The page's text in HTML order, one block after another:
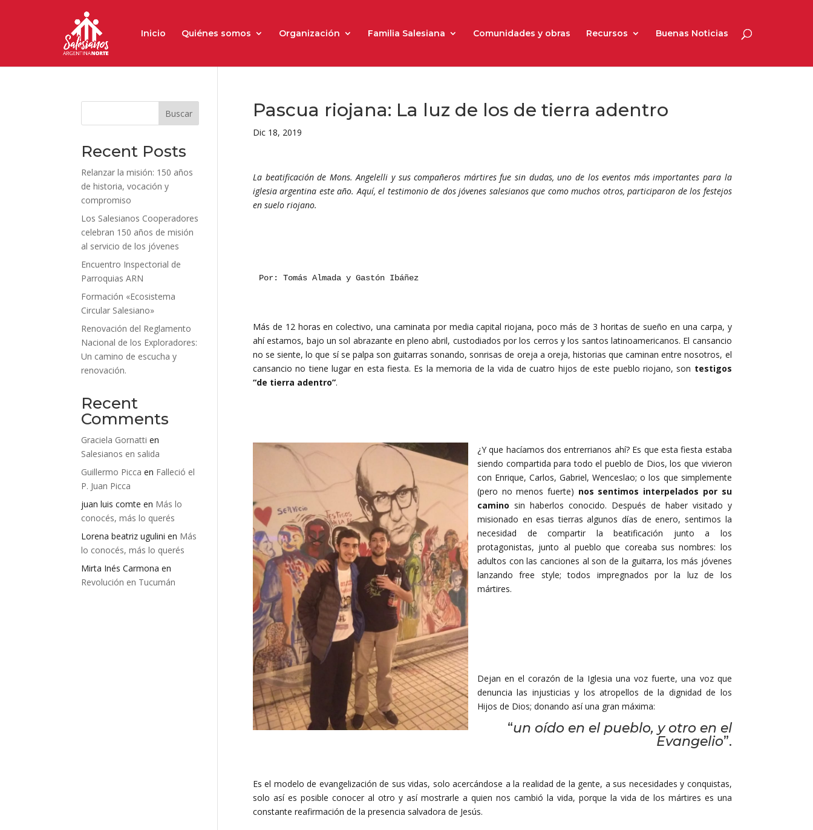
Inicio Quiénes somos Organización Familia Salesiana Comunidades y obras Recursos Buenas Noticias
Pascua riojana: La luz de los de tierra adentro
Dic 18, 2019
La beatificación de Mons. Angelelli y sus compañeros mártires fue sin dudas, uno de los eventos más importantes para la
iglesia argentina este año. Aquí, el testimonio de dos jóvenes salesianos que como muchos otros, participaron de los festejos
en suelo riojano.
Por: Tomás Almada y Gastón Ibáñez
Más de 12 horas en colectivo, una caminata por media capital riojana, poco más de 3 horitas de sueño en una carpa, y
ahí estamos, bajo un sol abrazante en pleno abril, custodiados por los cerros y los santos latinoamericanos. El cansancio
no se siente, lo que sí se palpa son guitarras sonando, sonrisas de oreja a oreja, historias que caminan entre nosotros, el
cansancio no tiene lugar en esta fiesta. Es la memoria de la vida de cuatro hijos de este pueblo riojano, son testigos
“de tierra adentro”.
¿Y que hacíamos dos entrerrianos ahí? Es que esta fiesta estaba
siendo compartida para todo el pueblo de Dios, los que vivieron
con Enrique, Carlos, Gabriel, Wenceslao; o los que simplemente
(pero no menos fuerte) nos sentimos interpelados por su
camino sin haberlos conocido. Después de haber visitado y
misionado en esas tierras algunos días de enero, sentimos la
necesidad de compartir la beatificación junto a los
protagonistas, junto al pueblo que coreaba sus nombres: los
adultos con las canciones al son de la guitarra, los más jóvenes
lanzando free style; todos impregnados por la luz de los
mártires.
Dejan en el corazón de la Iglesia una voz fuerte, una voz que
denuncia las injusticias y los atropellos de la dignidad de los
Hijos de Dios; donando así una gran máxima:
“un oído en el pueblo, y otro en el
Evangelio”.
Es el modelo de evangelización de sus vidas, solo acercándose a la realidad de la gente, a sus necesidades y conquistas,
solo así es posible conocer al otro y así mostrarle a quien nos cambió la vida, porque la vida de los mártires es una
constante reafirmación de la presencia salvadora de Jesús.
Buscar
Recent Posts
Relanzar la misión: 150 años
de historia, vocación y
compromiso
Los Salesianos Cooperadores
celebran 150 años de misión
al servicio de los jóvenes
Encuentro Inspectorial de
Parroquias ARN
Formación «Ecosistema
Circular Salesiano»
Renovación del Reglamento
Nacional de los Exploradores:
Un camino de escucha y
renovación.
Recent
Comments
Graciela Gornatti en
Salesianos en salida
Guillermo Picca en Falleció el
P. Juan Picca
juan luis comte en Más lo
conocés, más lo querés
Lorena beatriz ugulini en Más
lo conocés, más lo querés
Mirta Inés Carmona en
Revolución en Tucumán